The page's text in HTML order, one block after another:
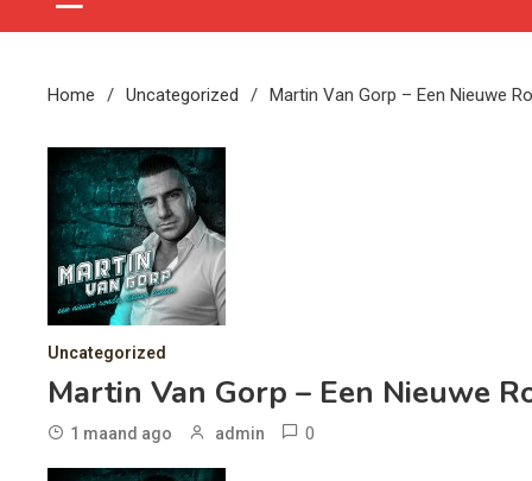
Home Uncategorized Martin Van Gorp – Een Nieuwe
Uncategorized
Martin Van Gorp – Een Nieuwe
1 maand ago admin 0